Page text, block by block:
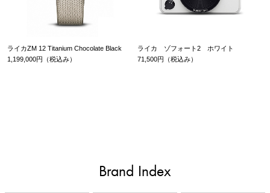
ライカZM 12 Titanium Chocolate Black
1,199,000円（税込み）
ライカ ゾフォート2 ホワイト
71,500円（税込み）
Brand Index